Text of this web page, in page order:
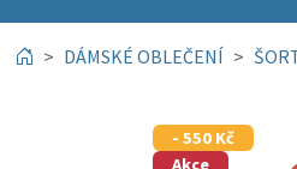
DÁMSKÉ OBLEČENÍ
- 550 Kč
Akce